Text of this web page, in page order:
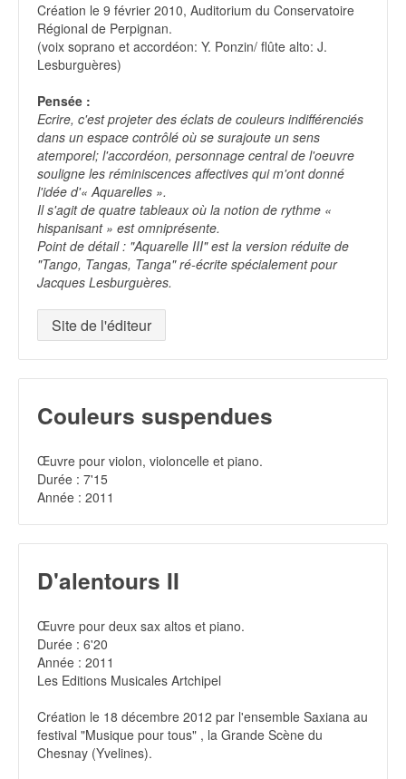
Création le 9 février 2010, Auditorium du Conservatoire
Régional de Perpignan.
(voix soprano et accordéon: Y. Ponzin/ flûte alto: J.
Lesburguères)
Pensée :
Ecrire, c'est projeter des éclats de couleurs indifférenciés
dans un espace contrôlé où se surajoute un sens
atemporel; l'accordéon, personnage central de l'oeuvre
souligne les réminiscences affectives qui m'ont donné
l'idée d'« Aquarelles ».
Il s'agit de quatre tableaux où la notion de rythme «
hispanisant » est omniprésente.
Point de détail : "Aquarelle III" est la version réduite de
"Tango, Tangas, Tanga" ré-écrite spécialement pour
Jacques Lesburguères.
Site de l'éditeur
Couleurs suspendues
Œuvre pour violon, violoncelle et piano.
Durée : 7'15
Année : 2011
D'alentours II
Œuvre pour deux sax altos et piano.
Durée : 6'20
Année : 2011
Les Editions Musicales Artchipel
Création le 18 décembre 2012 par l'ensemble Saxiana au
festival "Musique pour tous" , la Grande Scène du
Chesnay (Yvelines).